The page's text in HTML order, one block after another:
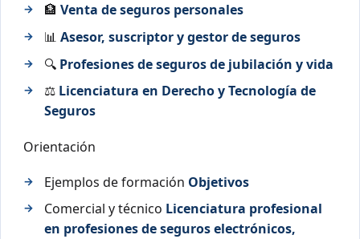
🏦 Venta de seguros personales
📊 Asesor, suscriptor y gestor de seguros
🔍 Profesiones de seguros de jubilación y vida
⚖️ Licenciatura en Derecho y Tecnología de
Seguros
Orientación
Ejemplos de formación Objetivos
Comercial y técnico Licenciatura profesional
en profesiones de seguros electrónicos,